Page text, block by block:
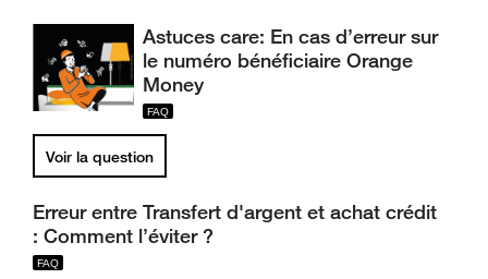
Astuces care: En cas d’erreur sur
le numéro bénéficiaire Orange
Money
Voir la question
Erreur entre Transfert d'argent et achat crédit
: Comment l’éviter ?